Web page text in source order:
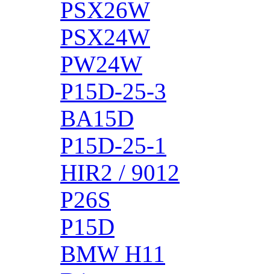
PSX26W
PSX24W
PW24W
P15D-25-3
BA15D
P15D-25-1
HIR2 / 9012
P26S
P15D
BMW H11